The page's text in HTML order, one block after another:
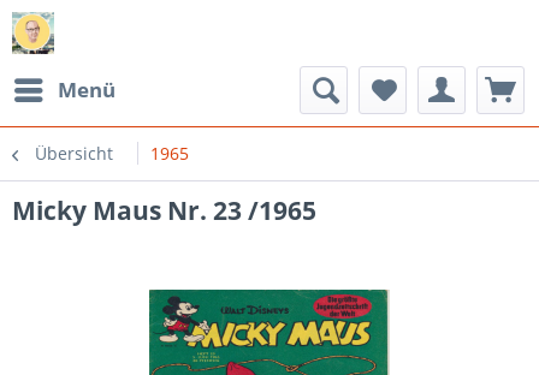
Menü
Übersicht 1965
Micky Maus Nr. 23 /1965